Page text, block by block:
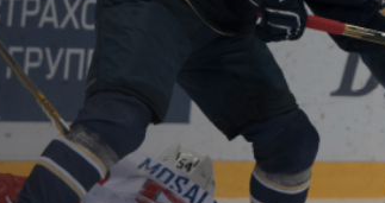
Салават Юлаев
Сибирь